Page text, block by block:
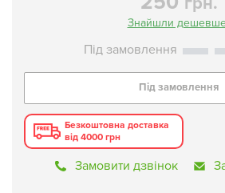
Знайшли
Під замовлення
Безкоштовна доставка
від 4000 грн
Замовити дзвінок